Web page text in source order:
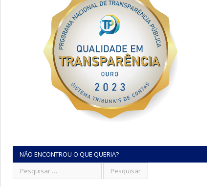
NÃO ENCONTROU O QUE QUERIA?